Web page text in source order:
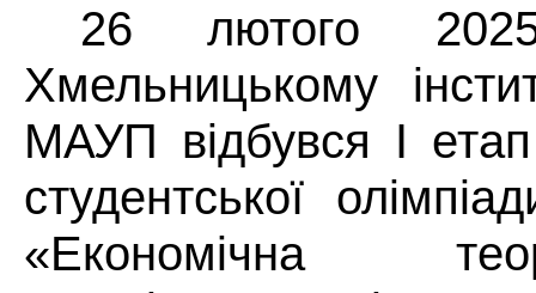
26 лютого
Хмельницькому
МАУП відбувся І етап
студентської
«Економічна